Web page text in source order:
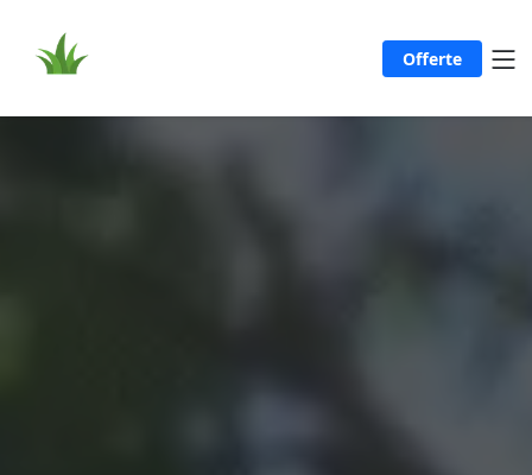
Offerte